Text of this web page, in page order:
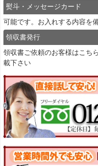
熨斗・メッセージカード
可能です。お入れする内容を
領収書発行
領収書ご依頼のお客様はこちら
載下さい